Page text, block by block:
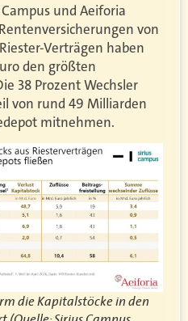
und Aeiforia
von
Verträgen haben
den größten
38 Prozent Wechsler
von rund 49 Milliarden
mitnehmen.
die Kapitalstöcke in den